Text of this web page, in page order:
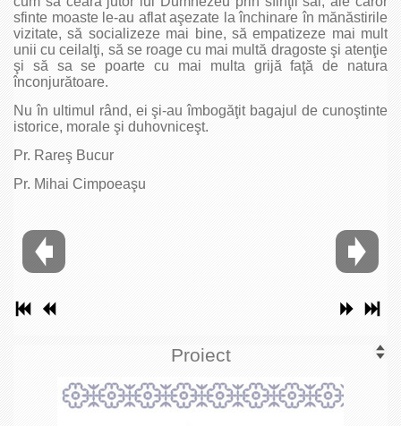
sfinte moaste le-au aflat aşezate la închinare în mănăstirile
vizitate, să socializeze mai bine, să empatizeze mai mult
unii cu ceilalţi, să se roage cu mai multă dragoste şi atenţie
şi să sa se poarte cu mai multa grijă faţă de natura
înconjurătoare.
Nu în ultimul rând, ei şi-au îmbogăţit bagajul de cunoştinte
istorice, morale şi duhovniceşt.
Pr. Rareş Bucur
Pr. Mihai Cimpoeaşu
Proiect